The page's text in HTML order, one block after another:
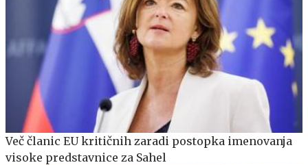
Več članic EU kritičnih zaradi postopka imenovanja
visoke predstavnice za Sahel